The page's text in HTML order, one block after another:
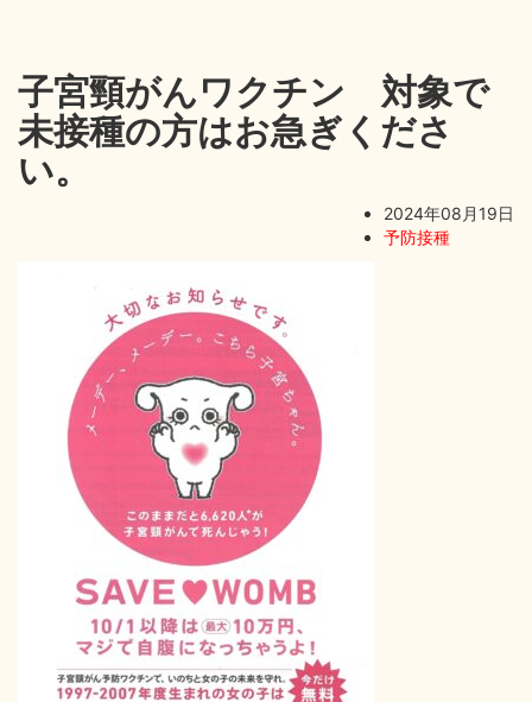
子宮頸がんワクチン 対象で
未接種の方はお急ぎくださ
い。
2024年08月19日
予防接種